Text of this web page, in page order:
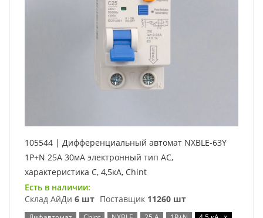
105544 | Дифференциальный автомат NXBLE-63Y
1P+N 25А 30мА электронный тип AС,
характеристика C, 4,5кА, Chint
Есть в наличии:
Склад АйДи 6 шт Поставщик 11260 шт